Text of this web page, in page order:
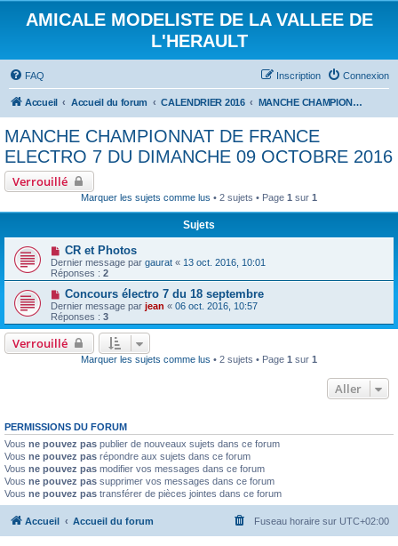
AMICALE MODELISTE DE LA VALLEE DE
L'HERAULT
FAQ Connexion
Inscription
Accueil Accueil du forum CALENDRIER 2016 MANCHE CHAMPIONNAT DE FRANCE ELECTRO 7 DU DIMANCHE 09 OCTOBRE 2016
MANCHE CHAMPIONNAT DE FRANCE
ELECTRO 7 DU DIMANCHE 09 OCTOBRE 2016
Verrouillé
Marquer les sujets comme lus • 2 sujets • Page 1 sur 1
Sujets
CR et Photos
Dernier message par gaurat « 13 oct. 2016, 10:01
Réponses : 2
Concours électro 7 du 18 septembre
Dernier message par jean « 06 oct. 2016, 10:57
Réponses : 3
Verrouillé
Marquer les sujets comme lus • 2 sujets • Page 1 sur 1
Aller
PERMISSIONS DU FORUM
Vous ne pouvez pas publier de nouveaux sujets dans ce forum
Vous ne pouvez pas répondre aux sujets dans ce forum
Vous ne pouvez pas modifier vos messages dans ce forum
Vous ne pouvez pas supprimer vos messages dans ce forum
Vous ne pouvez pas transférer de pièces jointes dans ce forum
Accueil Accueil du forum Fuseau horaire sur UTC+02:00